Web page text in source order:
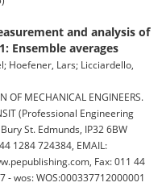
and analysis of
Ensemble averages
Hoefener, Lars; Licciardello,
OF MECHANICAL ENGINEERS.
(Professional Engineering
St. Edmunds, IP32 6BW
1284 724384, EMAIL:
Fax: 011 44
- wos: WOS:000337712000001